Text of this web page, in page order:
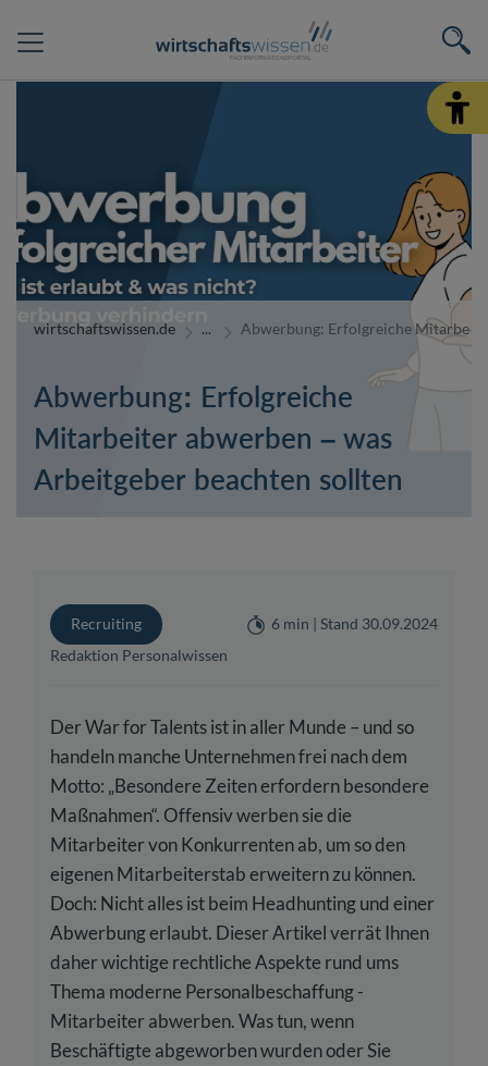
wirtschaftswissen.de Abwerbung: Erfolgreiche
Abwerbung: Erfolgreiche
Mitarbeiter abwerben – was
Arbeitgeber beachten sollten
Recruiting
6 min | Stand 30.09.2024
Redaktion Personalwissen
Der War for Talents ist in aller Munde – und so
handeln manche Unternehmen frei nach dem
Motto: „Besondere Zeiten erfordern besondere
Maßnahmen“. Offensiv werben sie die
Mitarbeiter von Konkurrenten ab, um so den
eigenen Mitarbeiterstab erweitern zu können.
Doch: Nicht alles ist beim Headhunting und einer
Abwerbung erlaubt. Dieser Artikel verrät Ihnen
daher wichtige rechtliche Aspekte rund ums
Thema moderne Personalbeschaffung -
Mitarbeiter abwerben. Was tun, wenn
Beschäftigte abgeworben wurden oder Sie